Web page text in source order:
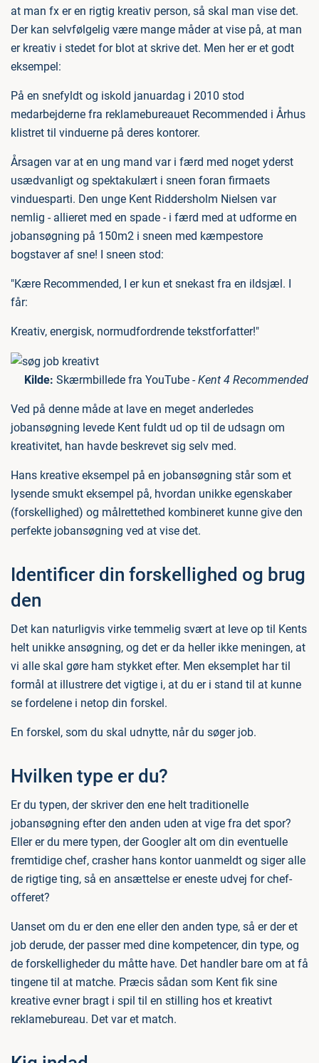
at man fx er en rigtig kreativ person, så skal man vise det.
Der kan selvfølgelig være mange måder at vise på, at man
er kreativ i stedet for blot at skrive det. Men her er et godt
eksempel:
På en snefyldt og iskold januardag i 2010 stod
medarbejderne fra reklamebureauet Recommended i Århus
klistret til vinduerne på deres kontorer.
Årsagen var at en ung mand var i færd med noget yderst
usædvanligt og spektakulært i sneen foran firmaets
vinduesparti. Den unge Kent Riddersholm Nielsen var
nemlig - allieret med en spade - i færd med at udforme en
jobansøgning på 150m2 i sneen med kæmpestore
bogstaver af sne! I sneen stod:
"Kære Recommended, I er kun et snekast fra en ildsjæl. I
får:
Kreativ, energisk, normudfordrende tekstforfatter!"
Kilde: Skærmbillede fra YouTube -Kent 4 Recommended
Ved på denne måde at lave en meget anderledes
jobansøgning levede Kent fuldt ud op til de udsagn om
kreativitet, han havde beskrevet sig selv med.
Hans kreative eksempel på en jobansøgning står som et
lysende smukt eksempel på, hvordan unikke egenskaber
(forskellighed) og målrettethed kombineret kunne give den
perfekte jobansøgning ved at vise det.
Identificer din forskellighed og brug
den
Det kan naturligvis virke temmelig svært at leve op til Kents
helt unikke ansøgning, og det er da heller ikke meningen, at
vi alle skal gøre ham stykket efter. Men eksemplet har til
formål at illustrere det vigtige i, at du er i stand til at kunne
se fordelene i netop din forskel.
En forskel, som du skal udnytte, når du søger job.
Hvilken type er du?
Er du typen, der skriver den ene helt traditionelle
jobansøgning efter den anden uden at vige fra det spor?
Eller er du mere typen, der Googler alt om din eventuelle
fremtidige chef, crasher hans kontor uanmeldt og siger alle
de rigtige ting, så en ansættelse er eneste udvej for chef-
offeret?
Uanset om du er den ene eller den anden type, så er der et
job derude, der passer med dine kompetencer, din type, og
de forskelligheder du måtte have. Det handler bare om at få
tingene til at matche. Præcis sådan som Kent fik sine
kreative evner bragt i spil til en stilling hos et kreativt
reklamebureau. Det var et match.